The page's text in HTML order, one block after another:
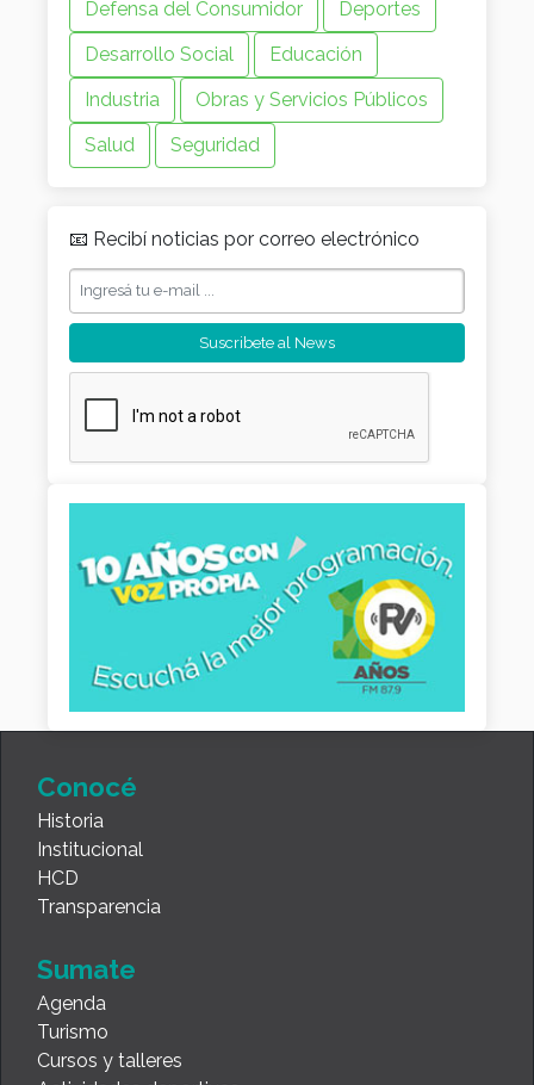
Defensa del Consumidor
Deportes
Desarrollo Social
Educación
Industria
Obras y Servicios Públicos
Salud
Seguridad
📧 Recibí noticias por correo electrónico
Conocé
Historia
Institucional
HCD
Transparencia
Sumate
Agenda
Turismo
Cursos y talleres